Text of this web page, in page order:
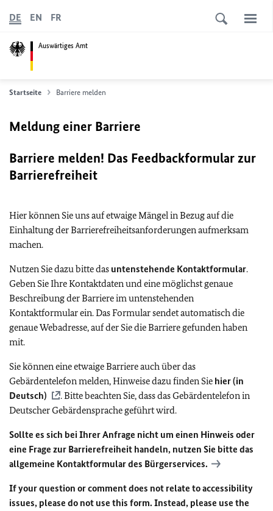
Auswärtiges Amt
DE EN FR
Startseite Barriere melden
Meldung einer Barriere
Barriere melden! Das Feedbackformular zur
Barrierefreiheit
Hier können Sie uns auf etwaige Mängel in Bezug auf die
Einhaltung der Barrierefreiheitsanforderungen aufmerksam
machen.
Nutzen Sie dazu bitte das untenstehende Kontaktformular.
Geben Sie Ihre Kontaktdaten und eine möglichst genaue
Beschreibung der Barriere im untenstehenden
Kontaktformular ein. Das Formular sendet automatisch die
genaue Webadresse, auf der Sie die Barriere gefunden haben
mit.
Sie können eine etwaige Barriere auch über das
Gebärdentelefon melden, Hinweise dazu finden Sie hier (in
Deutsch)
. Bitte beachten Sie, dass das Gebärdentelefon in
Deutscher Gebärdensprache geführt wird.
Sollte es sich bei Ihrer Anfrage nicht um einen Hinweis oder
eine Frage zur Barrierefreiheit handeln, nutzen Sie bitte das
allgemeine Kontaktformular des Bürgerservices.
If your question or comment does not relate to accessibility
issues, please do not use this form. Instead, please use the